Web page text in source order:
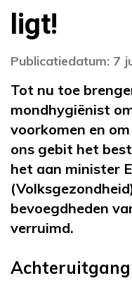
ligt!
Publicatiedatum: 7
Tot nu toe
mondhygiënist
voorkomen en
ons gebit het
het aan minister
bevoegdheden
verruimd.
Achteruitgang